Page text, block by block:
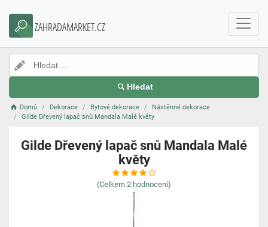
ZAHRADAMARKET.CZ
Hledat
Domů Dekorace Bytové dekorace
Nástěnné dekorace
Gilde Dřevený lapač snů Mandala Malé květy
Gilde Dřevený lapač snů Mandala Malé
květy
(Celkem 2 hodnocení)